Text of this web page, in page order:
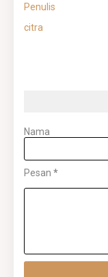
Penulis
citra
Nama
Pesan *